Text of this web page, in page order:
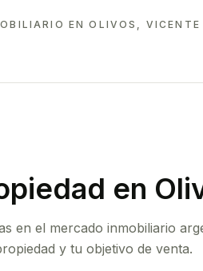
ENOLIVOS, VICENTE
en
en el mercado inmobiliario
y tu objetivo de venta.